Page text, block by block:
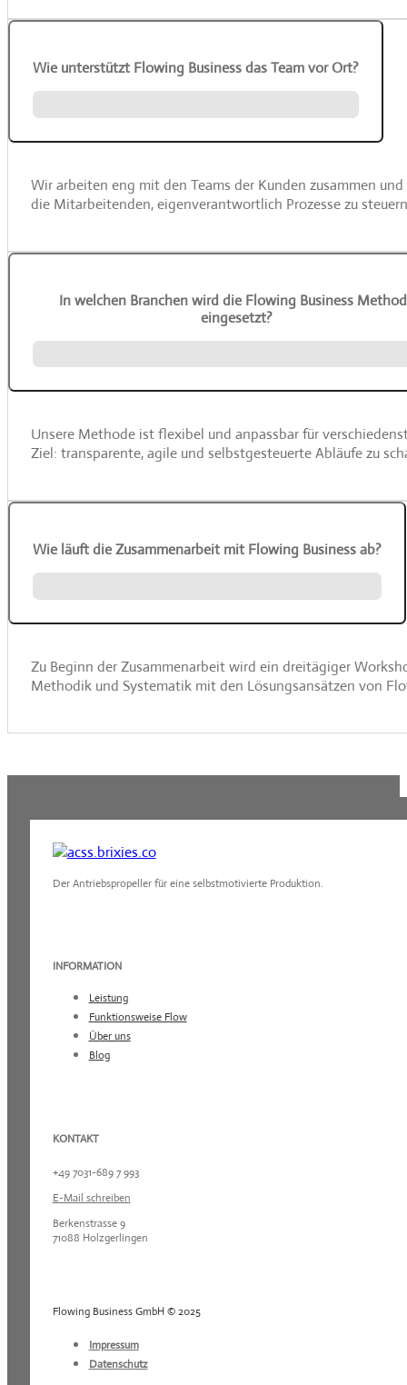
Wie unterstützt Flowing Business das Team vor Ort?
Wir arbeiten eng mit den Teams der Kunden zusammen
die Mitarbeitenden, eigenverantwortlich Prozesse zu
In welchen Branchen wird die Flowing Business
eingesetzt?
Unsere Methode ist flexibel und anpassbar für
Ziel: transparente, agile und selbstgesteuerte Abläufe zu
Wie läuft die Zusammenarbeit mit Flowing Business ab?
Zu Beginn der Zusammenarbeit wird ein dreitägiger
Methodik und Systematik mit den Lösungsansätzen von
Der Antriebspropeller für eine selbstmotivierte Produktion.
INFORMATION
Leistung
Funktionsweise Flow
Über uns
Blog
KONTAKT
+49 7031-689 7 993
E-Mail schreiben
Berkenstrasse 9
71088 Holzgerlingen
Flowing Business GmbH © 2025
Impressum
Datenschutz